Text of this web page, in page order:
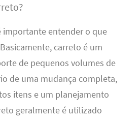
importante entender o que
carreto é um
de pequenos volumes de
de uma mudança completa,
itens e um planejamento
geralmente é utilizado